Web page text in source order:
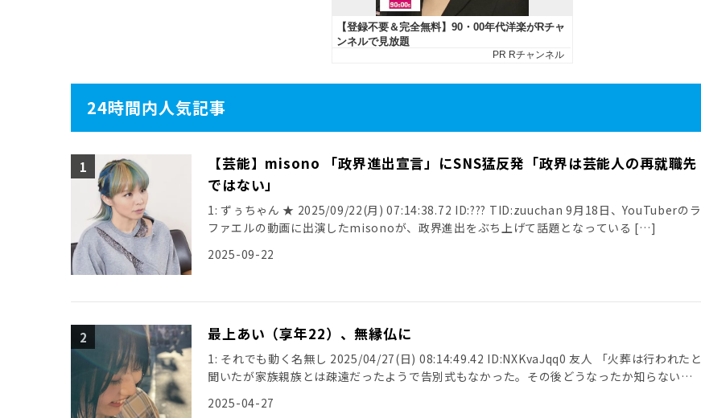
24時間内人気記事
【芸能】misono 「政界進出宣言」にSNS猛反発「政界は芸能人の再就職先
ではない」
1: ずぅちゃん ★ 2025/09/22(月) 07:14:38.72 ID:??? TID:zuuchan 9月18日、YouTuberのラ
ファエルの動画に出演したmisonoが、政界進出をぶち上げて話題となっている […]
2025-09-22
最上あい（享年22）、無縁仏に
1: それでも動く名無し 2025/04/27(日) 08:14:49.42 ID:NXKvaJqq0 友人 「火葬は行われたと
聞いたが家族親族とは疎遠だったようで告別式もなかった。その後どうなったか知らない」
2025-04-27